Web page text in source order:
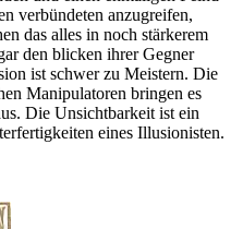
verbündeten anzugreifen,
das alles in noch stärkerem
den blicken ihrer Gegner
ist schwer zu Meistern. Die
Manipulatoren bringen es
Die Unsichtbarkeit ist ein
eines Illusionisten.